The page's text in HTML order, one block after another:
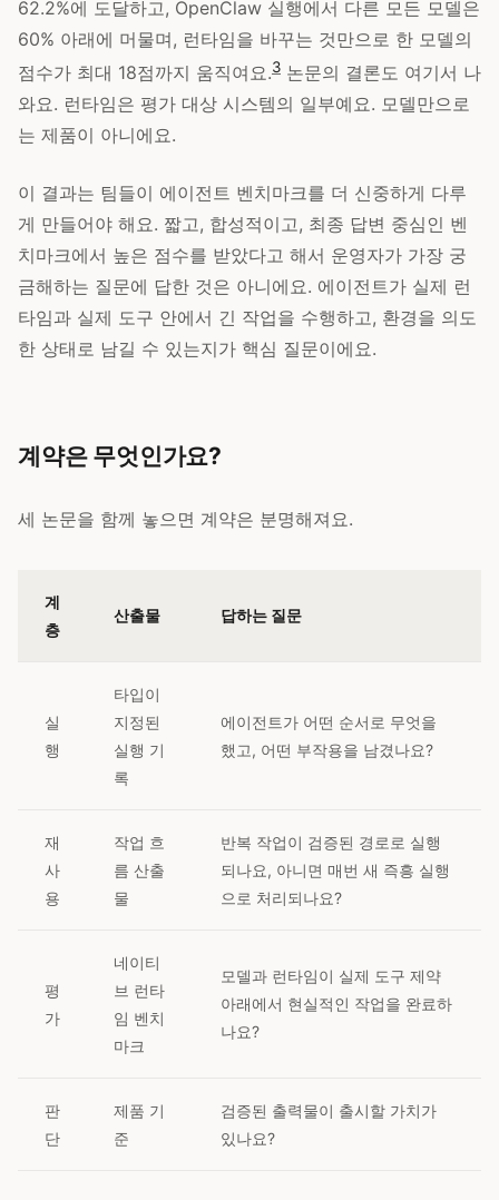
62.2%에 도달하고, OpenClaw 실행에서 다른 모든 모델은
60% 아래에 머물며, 런타임을 바꾸는 것만으로 한 모델의
점수가 최대 18점까지 움직여요.3 논문의 결론도 여기서 나
와요. 런타임은 평가 대상 시스템의 일부예요. 모델만으로
는 제품이 아니에요.
이 결과는 팀들이 에이전트 벤치마크를 더 신중하게 다루
게 만들어야 해요. 짧고, 합성적이고, 최종 답변 중심인 벤
치마크에서 높은 점수를 받았다고 해서 운영자가 가장 궁
금해하는 질문에 답한 것은 아니에요. 에이전트가 실제 런
타임과 실제 도구 안에서 긴 작업을 수행하고, 환경을 의도
한 상태로 남길 수 있는지가 핵심 질문이에요.
계약은 무엇인가요?
세 논문을 함께 놓으면 계약은 분명해져요.
계
층
산출물 답하는 질문
실
행
타입이
지정된
실행 기
록
에이전트가 어떤 순서로 무엇을
했고, 어떤 부작용을 남겼나요?
재
사
용
작업 흐
름 산출
물
반복 작업이 검증된 경로로 실행
되나요, 아니면 매번 새 즉흥 실행
으로 처리되나요?
평
가
네이티
브 런타
임 벤치
마크
모델과 런타임이 실제 도구 제약
아래에서 현실적인 작업을 완료하
나요?
판
단
제품 기
준
검증된 출력물이 출시할 가치가
있나요?